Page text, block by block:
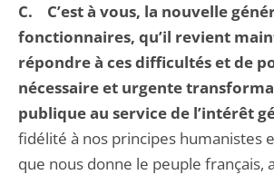
C. C’est à vous, la nouvelle
fonctionnaires, qu’il revient
répondre à ces difficultés et de
nécessaire et urgente
publique au service de l’intérêt
fidélité à nos principes humanistes
que nous donne le peuple français,